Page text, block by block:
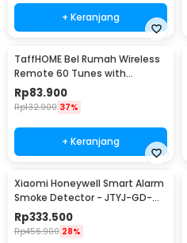
+ Keranjang
TaffHOME Bel Rumah Wireless
Remote 60 Tunes with
Receiver Doorbell - A10
Rp83.900
Rp132.900 37%
+ Keranjang
Xiaomi Honeywell Smart Alarm
Smoke Detector - JTYJ-GD-
03MI/BB
Rp333.500
Rp456.900 28%